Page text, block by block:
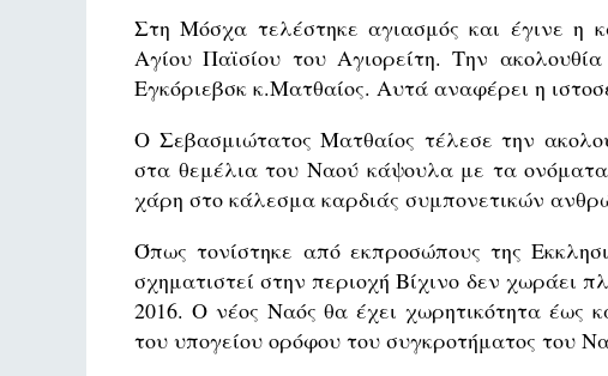
Στη Μόσχα τελέστηκε αγιασμός και έγινε η
Αγίου Παϊσίου του Αγιορείτη. Την
Εγκόριεβσκ κ.Ματθαίος. Αυτά αναφέρει η
Ο Σεβασμιώτατος Ματθαίος τέλεσε την
στα θεμέλια του Ναού κάψουλα με τα
χάρη στο κάλεσμα καρδιάς συμπονετικών
Όπως τονίστηκε από εκπροσώπους της
σχηματιστεί στην περιοχή Βίχινο δεν χωράει
2016. Ο νέος Ναός θα έχει χωρητικότητα έως
του υπογείου ορόφου του συγκροτήματος του